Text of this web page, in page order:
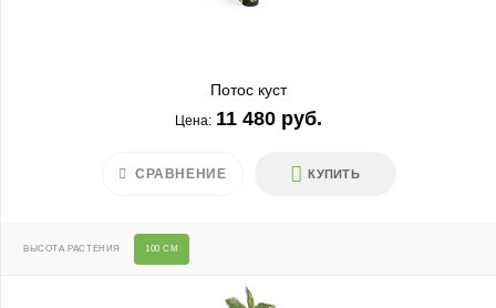
Потос куст
Цена: 11 480 руб.
КУПИТЬ
СРАВНЕНИЕ
ВЫСОТА РАСТЕНИЯ 100 СМ